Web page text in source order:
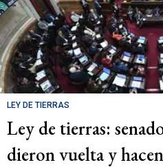
LEY DE TIERRAS
Ley de tierras:
dieron vuelta y